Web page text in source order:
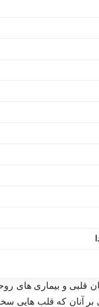
قلبی و بیماری های
بر آنان که قلب هایی